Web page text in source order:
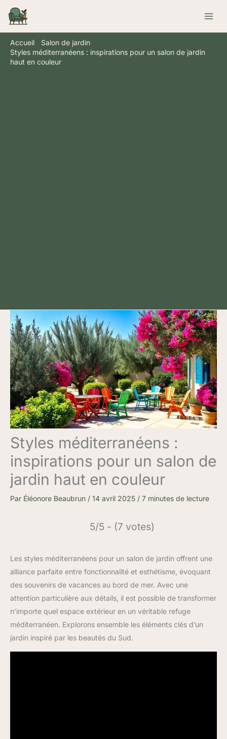
Aller
contenu
Accueil
Salon de jardin
Styles méditerranéens : inspirations pour un salon de jardin
haut en couleur
Styles méditerranéens :
inspirations pour un salon de
jardin haut en couleur
Par Éléonore Beaubrun / 14 avril 2025 / 7 minutes de lecture
5/5 - (7 votes)
Les styles méditerranéens pour un salon de jardin offrent une
alliance parfaite entre fonctionnalité et esthétisme, évoquant
des souvenirs de vacances au bord de mer. Avec une
attention particulière aux détails, il est possible de transformer
n’importe quel espace extérieur en un véritable refuge
méditerranéen. Explorons ensemble les éléments clés d’un
jardin inspiré par les beautés du Sud.
Rechercher